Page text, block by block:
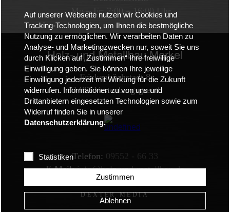
Mo – Fr: 7:00 – 16:00 Uhr
Holz- und Metallbau Merkel
Frickenhöchstadt 8
91487 Vestenbergsgreuth
Telefon: 09552 - 66 33
E-Mail: info@holz-und-metallbau.de
Auf unserer Webseite nutzen wir Cookies und
Tracking-Technologien, um Ihnen die bestmögliche
Nutzung zu ermöglichen. Wir verarbeiten Daten zu
Analyse- und Marketingzwecken nur, soweit Sie uns
durch Klicken auf „Zustimmen“ Ihre freiwillige
Einwilligung geben. Sie können Ihre jeweilige
Einwilligung jederzeit mit Wirkung für die Zukunft
widerrufen. Informationen zu von uns und
Drittanbietern eingesetzten Technologien sowie zum
Widerruf finden Sie in unserer
Datenschutzerklärung.
Statistiken
Zustimmen
Ablehnen